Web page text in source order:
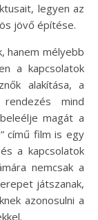
legyen az
jövő építése.
hanem mélyebb
a kapcsolatok
alakítása, a
mind
magát a
című film is egy
a kapcsolatok
nemcsak a
játszanak,
azonosulni a